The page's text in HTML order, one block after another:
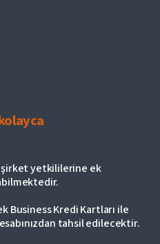
yetkililerine ek
Business Kredi Kartları ile
tahsil edilecektir.